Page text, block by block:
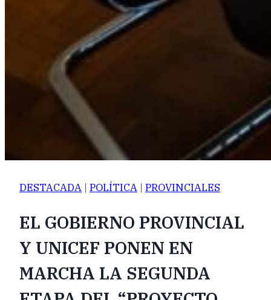
DESTACADA | POLÍTICA | PROVINCIALES
EL GOBIERNO PROVINCIAL
Y UNICEF PONEN EN
MARCHA LA SEGUNDA